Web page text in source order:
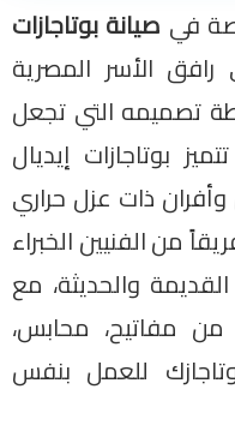
في صيانة بوتاجازات
رافق الأسر المصرية
تصميمه التي تجعل
بوتاجازات إيديال
ذات عزل حراري
من الفنيين الخبراء
والحديثة، مع
من مفاتيح، محابس،
للعمل بنفس